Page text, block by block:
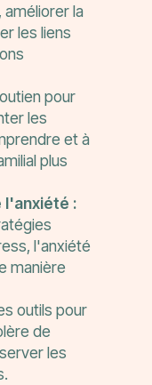
la
les liens
pour
les
et à
plus
l'anxiété :
l'anxiété
manière
outils pour
de
les